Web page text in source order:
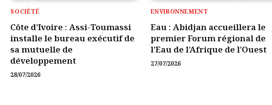
SOCIÉTÉ
Côte d’Ivoire : Assi-Toumassi
installe le bureau exécutif de
sa mutuelle de
développement
28/07/2026
ENVIRONNEMENT
Eau : Abidjan accueillera le
premier Forum régional de
l’Eau de l’Afrique de l’Ouest
27/07/2026